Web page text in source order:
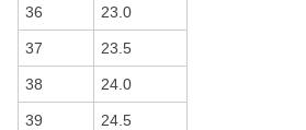
36 23.0
37 23.5
38 24.0
39 24.5